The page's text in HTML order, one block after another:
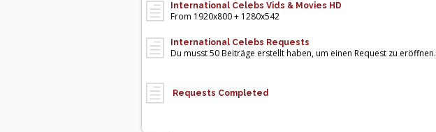
International Celebs Vids & Movies HD
From 1920x800 + 1280x542
International Celebs Requests
Du musst 50 Beiträge erstellt haben, um einen Request zu eröffnen.
Requests Completed